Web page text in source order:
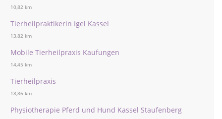
10,82 km
Tierheilpraktikerin Igel Kassel
13,82 km
Mobile Tierheilpraxis Kaufungen
14,45 km
Tierheilpraxis
18,86 km
Physiotherapie Pferd und Hund Kassel Staufenberg